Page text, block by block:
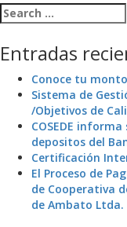
Search for:
Entradas
Conoce tu
Sistema de
/Objetivos de
COSEDE
depositos del
Certificación
El Proceso de
de Cooperativa
de Ambato